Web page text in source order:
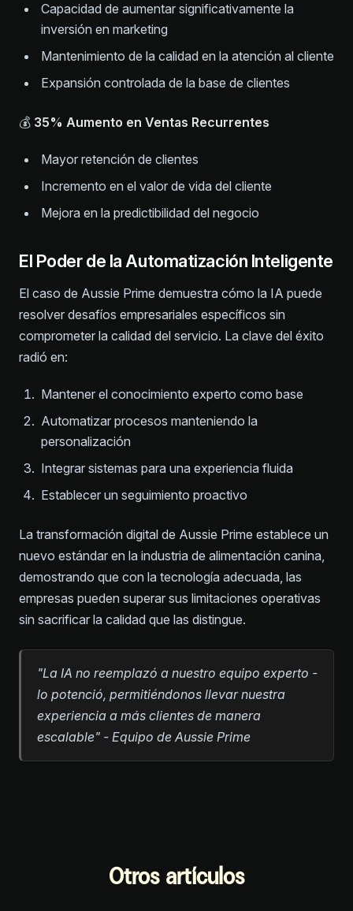
Capacidad de aumentar significativamente la
inversión en marketing
Mantenimiento de la calidad en la atención al cliente
Expansión controlada de la base de clientes
💰 35% Aumento en Ventas Recurrentes
Mayor retención de clientes
Incremento en el valor de vida del cliente
Mejora en la predictibilidad del negocio
El Poder de la Automatización Inteligente
El caso de Aussie Prime demuestra cómo la IA puede
resolver desafíos empresariales específicos sin
comprometer la calidad del servicio. La clave del éxito
radió en:
Mantener el conocimiento experto como base
Automatizar procesos manteniendo la
personalización
Integrar sistemas para una experiencia fluida
Establecer un seguimiento proactivo
La transformación digital de Aussie Prime establece un
nuevo estándar en la industria de alimentación canina,
demostrando que con la tecnología adecuada, las
empresas pueden superar sus limitaciones operativas
sin sacrificar la calidad que las distingue.
"La IA no reemplazó a nuestro equipo experto -
lo potenció, permitiéndonos llevar nuestra
experiencia a más clientes de manera
escalable" - Equipo de Aussie Prime
Otros artículos